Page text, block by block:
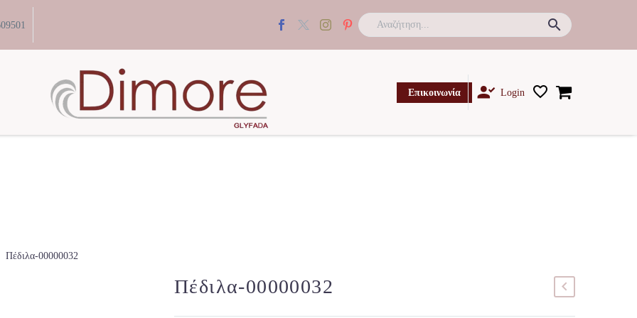
Επικοινωνία  Login
Πέδιλα-00000032
Πέδιλα-00000032